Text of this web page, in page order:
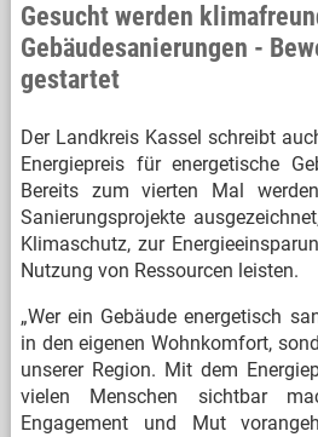
Gesucht werden
Gebäudesanierungen -
gestartet
Der Landkreis Kassel schreibt
Energiepreis für energetische
Bereits zum vierten Mal
Sanierungsprojekte
Klimaschutz, zur
Nutzung von Ressourcen leisten.
„Wer ein Gebäude energetisch
in den eigenen Wohnkomfort,
unserer Region. Mit dem
vielen Menschen sichtbar
Engagement und Mut